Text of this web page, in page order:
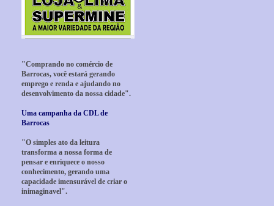
"Comprando no comércio de
Barrocas, você estará gerando
emprego e renda e ajudando no
desenvolvimento da nossa cidade".
Uma campanha da CDL de
Barrocas
"O simples ato da leitura
transforma a nossa forma de
pensar e enriquece o nosso
conhecimento, gerando uma
capacidade imensurável de criar o
inimaginavel".